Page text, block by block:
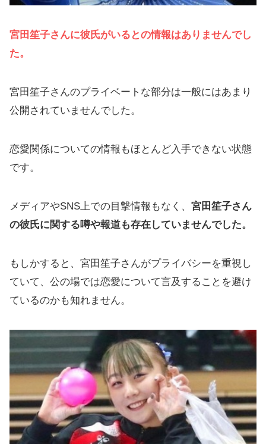
宮田笙子さんに彼氏がいるとの情報はありませんでし
た。
宮田笙子さんのプライベートな部分は一般にはあまり
公開されていませんでした。
恋愛関係についての情報もほとんど入手できない状態
です。
メディアやSNS上での目撃情報もなく、 宮田笙子さん
の彼氏に関する噂や報道も存在していませんでした。
もしかすると、宮田笙子さんがプライバシーを重視し
ていて、公の場では恋愛について言及することを避け
ているのかも知れません。